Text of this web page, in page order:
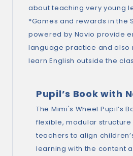
about teaching very young
*Games and rewards in the
powered by Navio provide
language practice and also
learn English outside the
Pupil’s Book with
The Mimi's Wheel Pupil’s
flexible, modular structure
teachers to align
learning with the content